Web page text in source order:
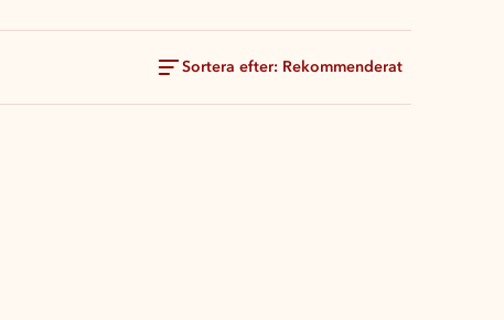
Sortera efter: Rekommenderat